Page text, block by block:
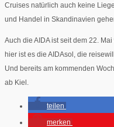
Cruises natürlich auch keine
und Handel in Skandinavien
Auch die AIDA ist seit dem 22.
hier ist es die AIDAsol, die
Und bereits am kommenden
ab Kiel.
teilen
merken